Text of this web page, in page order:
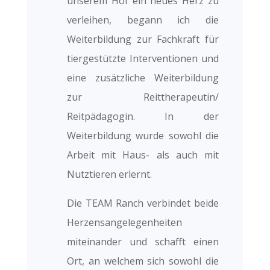
verleihen, begann ich die
Weiterbildung zur Fachkraft für
tiergestützte Interventionen und
eine zusätzliche Weiterbildung
zur Reittherapeutin/
Reitpädagogin. In der
Weiterbildung wurde sowohl die
Arbeit mit Haus- als auch mit
Nutztieren erlernt.
Die TEAM Ranch verbindet beide
Herzensangelegenheiten
miteinander und schafft einen
Ort, an welchem sich sowohl die